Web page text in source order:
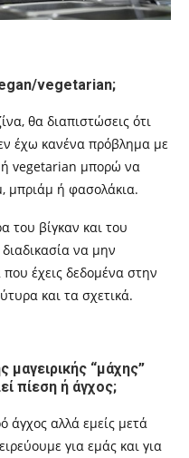
vegetarian;
θα διαπιστώσεις ότι
έχω κανένα πρόβλημα με
ή vegetarian μπορώ να
μπριάμ ή φασολάκια.
του βίγκαν και του
να μην
έχεις δεδομένα στην
και τα σχετικά.
“μάχης”
πίεση ή άγχος;
άγχος αλλά εμείς μετά
για εμάς και για